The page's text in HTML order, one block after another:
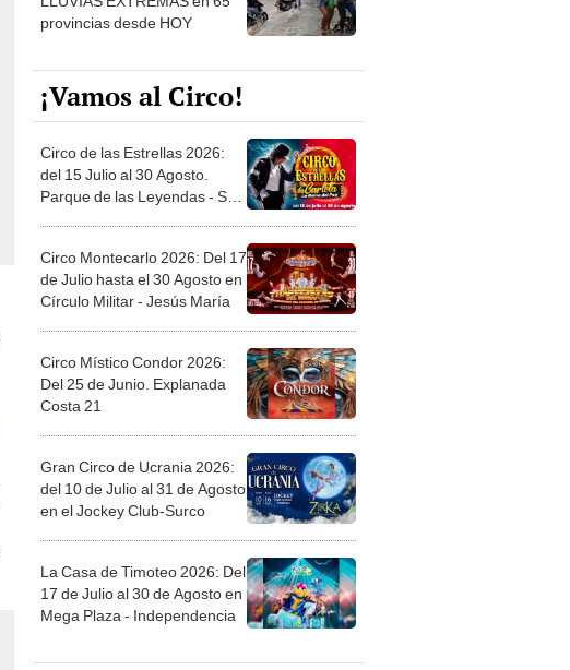
provincias desde HOY
¡Vamos al Circo!
Circo de las Estrellas 2026:
del 15 Julio al 30 Agosto.
Parque de las Leyendas - San
Circo Montecarlo 2026: Del 17
de Julio hasta el 30 Agosto en
Círculo Militar - Jesús María
Circo Místico Condor 2026:
Del 25 de Junio. Explanada
Costa 21
Gran Circo de Ucrania 2026:
del 10 de Julio al 31 de Agosto
en el Jockey Club-Surco
La Casa de Timoteo 2026: Del
17 de Julio al 30 de Agosto en
Mega Plaza - Independencia